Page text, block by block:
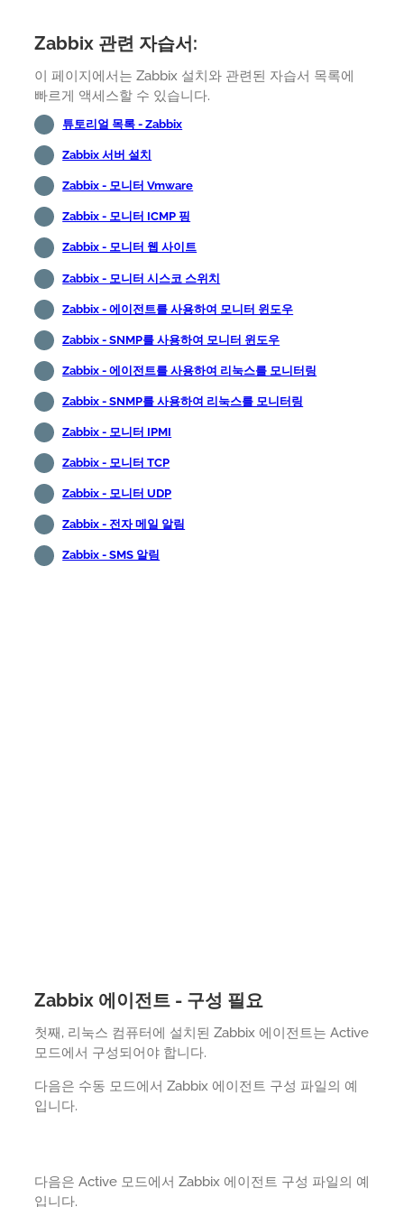
Zabbix 관련 자습서:
이 페이지에서는 Zabbix 설치와 관련된 자습서 목록에
빠르게 액세스할 수 있습니다.
튜토리얼 목록 - Zabbix
Zabbix 서버 설치
Zabbix - 모니터 Vmware
Zabbix - 모니터 ICMP 핑
Zabbix - 모니터 웹 사이트
Zabbix - 모니터 시스코 스위치
Zabbix - 에이전트를 사용하여 모니터 윈도우
Zabbix - SNMP를 사용하여 모니터 윈도우
Zabbix - 에이전트를 사용하여 리눅스를 모니터링
Zabbix - SNMP를 사용하여 리눅스를 모니터링
Zabbix - 모니터 IPMI
Zabbix - 모니터 TCP
Zabbix - 모니터 UDP
Zabbix - 전자 메일 알림
Zabbix - SMS 알림
Zabbix 에이전트 - 구성 필요
첫째, 리눅스 컴퓨터에 설치된 Zabbix 에이전트는 Active
모드에서 구성되어야 합니다.
다음은 수동 모드에서 Zabbix 에이전트 구성 파일의 예
입니다.
다음은 Active 모드에서 Zabbix 에이전트 구성 파일의 예
입니다.